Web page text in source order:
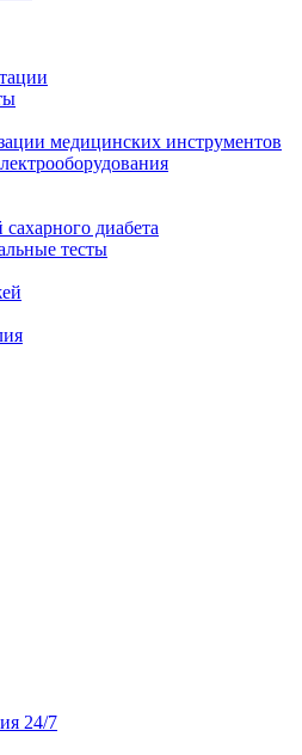
медицинских инструментов
диабета
тесты
24/7